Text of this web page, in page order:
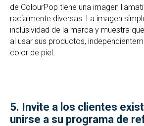
de ColourPop tiene una imagen
racialmente diversas. La imagen
inclusividad de la marca y muestra
al usar sus productos,
color de piel.
5. Invite a los clientes
unirse a su programa de